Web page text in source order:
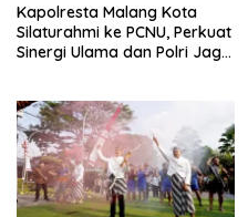
Kapolresta Malang Kota
Silaturahmi ke PCNU, Perkuat
Sinergi Ulama dan Polri Jaga